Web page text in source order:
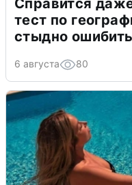
Справится
тест по
стыдно
6 августа 80